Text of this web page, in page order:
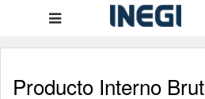
Menú
Producto Interno